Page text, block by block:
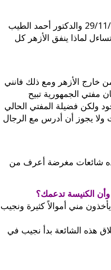
– لم يحدث أن سرق الملف وأنا أخذت حكما من الإدارية العليا بتاريخ 29/11/2006 والدكتور أحمد الطيب
لماذا ينفق الأزهر كل
خارج الأزهر ومع ذلك فانني
مفتي الجمهورية تبيح
ولكن فضيلة المفتي الحالي
ولا يجوز أن أدرس مع الرجال
شائعات مغرضة أعرف من
الكنيسة تدعمك؟
مني أموالاً كثيرة ونجيب
هذه الشائعة بدأ نجيب في
عيد راس السنة الميلادية
المجيد الكريسما...